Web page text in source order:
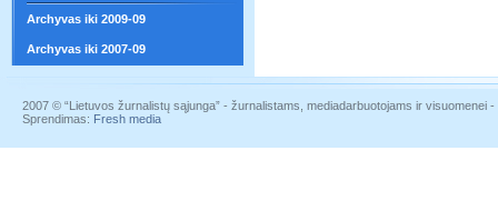
Archyvas iki 2009-09
Archyvas iki 2007-09
2007 © “Lietuvos žurnalistų sąjunga” - žurnalistams, mediadarbuotojams ir visuomenei
Sprendimas: Fresh media